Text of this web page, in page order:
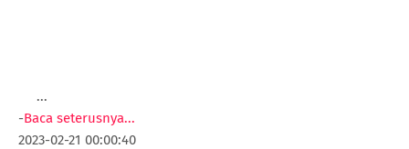
...
-Baca seterusnya...
2023-02-21 00:00:40